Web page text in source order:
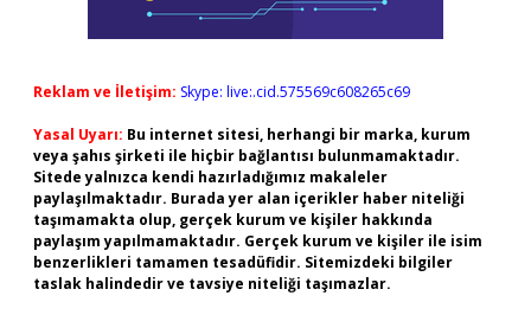
Reklam ve İletişim: Skype: live:.cid.575569c608265c69
Yasal Uyarı: Bu internet sitesi, herhangi bir marka, kurum
veya şahıs şirketi ile hiçbir bağlantısı bulunmamaktadır.
Sitede yalnızca kendi hazırladığımız makaleler
paylaşılmaktadır. Burada yer alan içerikler haber niteliği
taşımamakta olup, gerçek kurum ve kişiler hakkında
paylaşım yapılmamaktadır. Gerçek kurum ve kişiler ile isim
benzerlikleri tamamen tesadüfidir. Sitemizdeki bilgiler
taslak halindedir ve tavsiye niteliği taşımazlar.